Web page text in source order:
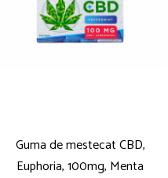
Guma de mestecat CBD,
Euphoria, 100mg, Menta